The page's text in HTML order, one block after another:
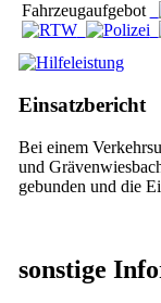
Fahrzeugaufgebot
Einsatzbericht
Bei einem
und
gebunden und die
sonstige